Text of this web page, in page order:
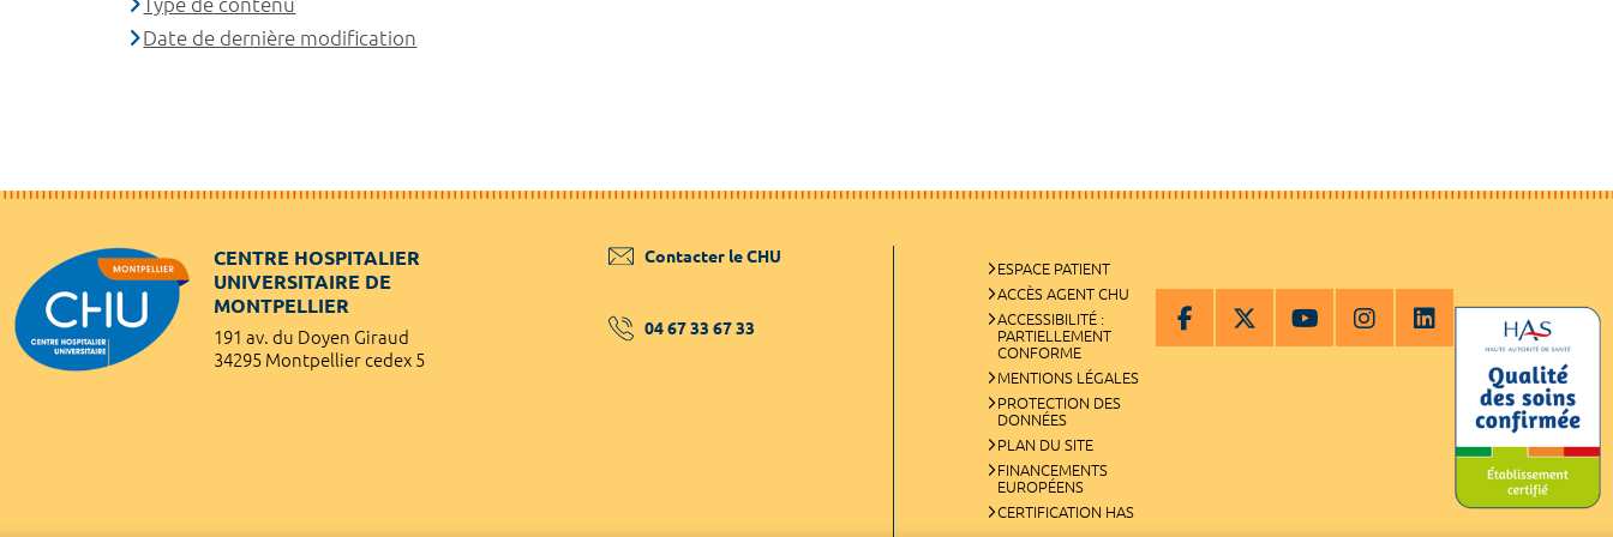
Date de dernière modification
CENTRE HOSPITALIER
UNIVERSITAIRE DE
MONTPELLIER
191 av. du Doyen Giraud
34295 Montpellier cedex 5
Contacter le CHU
04 67 33 67 33
ESPACE PATIENT
ACCÈS AGENT CHU
ACCESSIBILITÉ :
PARTIELLEMENT
CONFORME
MENTIONS LÉGALES
PROTECTION DES
DONNÉES
PLAN DU SITE
FINANCEMENTS
EUROPÉENS
CERTIFICATION HAS